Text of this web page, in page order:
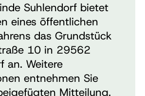
Suhlendorf bietet
eines öffentlichen
das Grundstück
10 in 29562
an. Weitere
entnehmen Sie
Mitteilung.